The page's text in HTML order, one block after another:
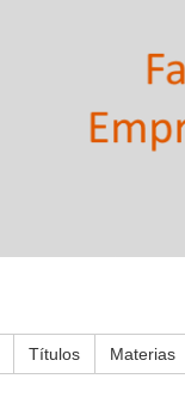
Títulos Materias